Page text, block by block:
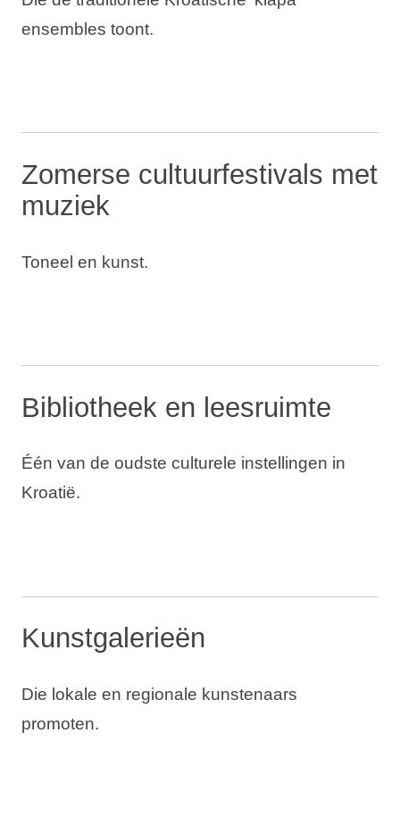
ensembles toont.
Zomerse cultuurfestivals met
muziek
Toneel en kunst.
Bibliotheek en leesruimte
Één van de oudste culturele instellingen in
Kroatië.
Kunstgalerieën
Die lokale en regionale kunstenaars
promoten.